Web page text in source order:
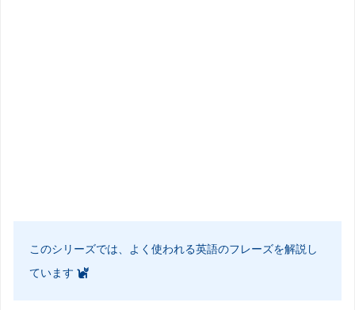
このシリーズでは、よく使われる英語のフレーズを解説し
ています